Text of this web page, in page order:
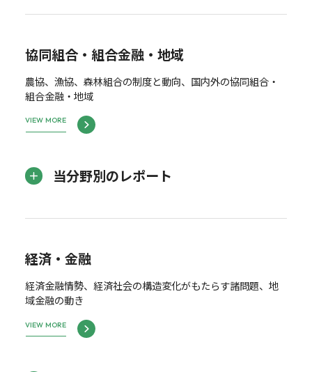
協同組合・組合金融・地域
農協、漁協、森林組合の制度と動向、国内外の協同組合・
組合金融・地域
VIEW MORE
当分野別のレポート
経済・金融
経済金融情勢、経済社会の構造変化がもたらす諸問題、地
域金融の動き
VIEW MORE